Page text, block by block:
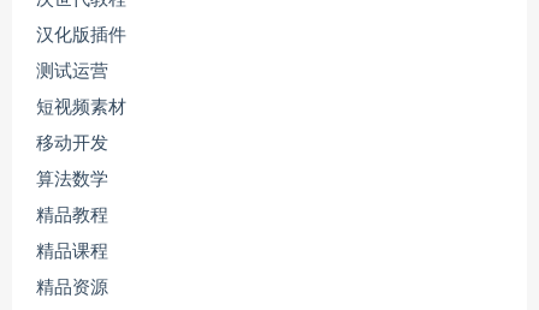
汉化版插件
测试运营
短视频素材
移动开发
算法数学
精品教程
精品课程
精品资源